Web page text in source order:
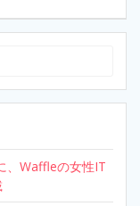
、Waffleの女性IT